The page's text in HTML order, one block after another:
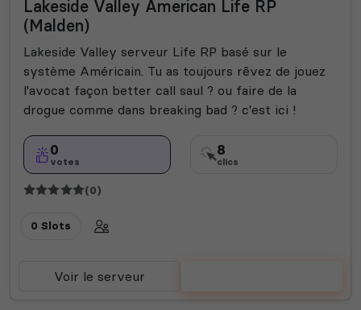
Lakeside Valley American Life RP
(Malden)
Lakeside Valley serveur Life RP basé sur le
système Américain. Tu as toujours rêvez de jouez
l'avocat façon better call saul ? ou faire de la
drogue comme dans breaking bad ? c'est ici !
0
votes
8
clics
(0)
0 Slots
Voir le serveur